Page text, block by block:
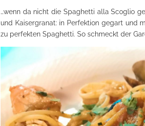
…wenn da nicht die Spaghetti alla Scoglio
und Kaisergranat: in Perfektion gegart und
zu perfekten Spaghetti. So schmeckt der